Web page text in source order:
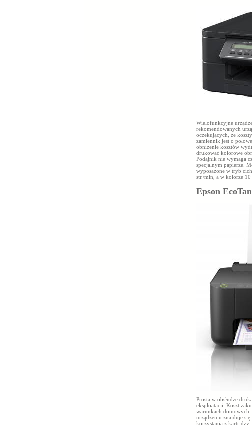
Wielofunkcyjne
rekomendowanych
oczekujących, że
zamiennik jest o
obniżenie kosztów
drukować kolorowe
Podajnik nie wymaga
specjalnym papierze.
wyposażone w tryb
str./min, a w kolorze 10
Epson
Prosta w obsłudze
eksploatacji. Koszt
warunkach domowych.
urządzeniu znajduje
korzystania z kartridży,